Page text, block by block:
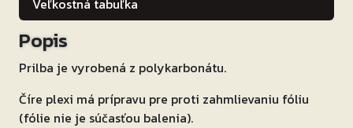
Veľkostná tabuľka
Popis
Prilba je vyrobená z polykarbonátu.
Číre plexi má prípravu pre proti zahmlievaniu fóliu
(fólie nie je súčasťou balenia).